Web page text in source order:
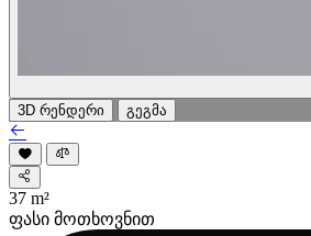
3D რენდერი გეგმა
37 m²
ფასი მოთხოვნით